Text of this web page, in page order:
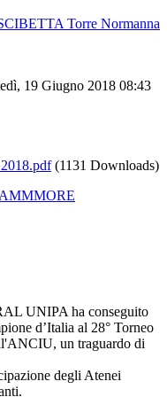
19 Giugno 2018 08:43
(1131 Downloads)
UNIPA ha conseguito
d’Italia al 28° Torneo
un traguardo di
degli Atenei